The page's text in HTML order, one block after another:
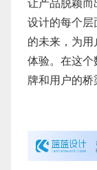
让产品脱颖而
设计的每个
的未来，为
体验。在这
牌和用户的桥